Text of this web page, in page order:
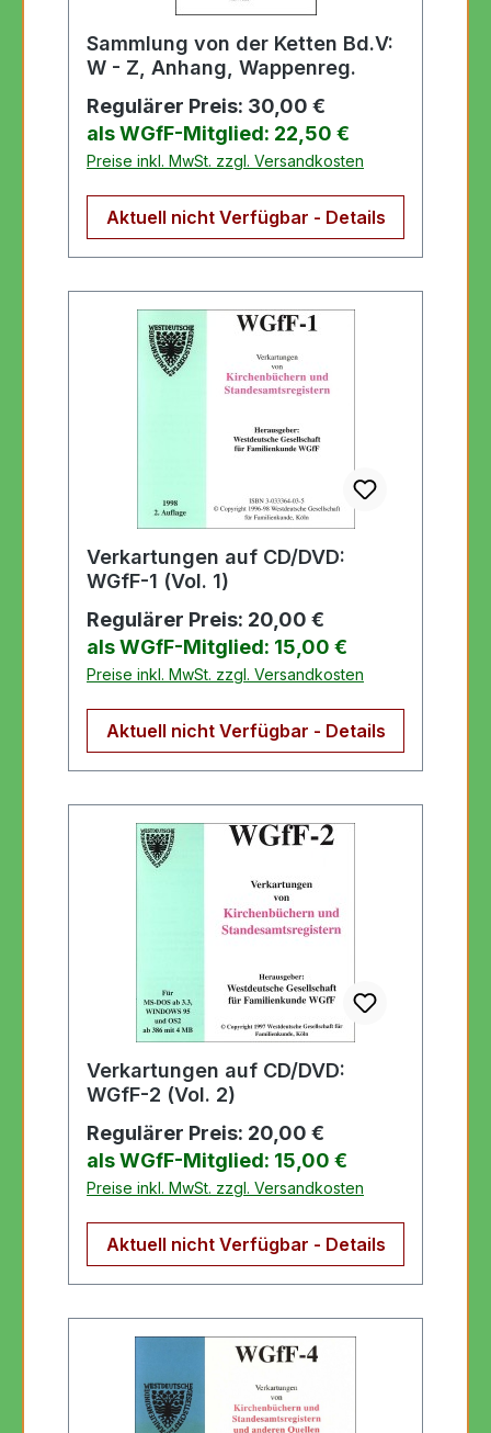
Sammlung von der Ketten Bd.V:
W - Z, Anhang, Wappenreg.
Regulärer Preis:
30,00 €
als WGfF-Mitglied: 22,50 €
Preise inkl. MwSt. zzgl. Versandkosten
Aktuell nicht Verfügbar - Details
Verkartungen auf CD/DVD:
WGfF-1 (Vol. 1)
Regulärer Preis:
20,00 €
als WGfF-Mitglied: 15,00 €
Preise inkl. MwSt. zzgl. Versandkosten
Aktuell nicht Verfügbar - Details
Verkartungen auf CD/DVD:
WGfF-2 (Vol. 2)
Regulärer Preis:
20,00 €
als WGfF-Mitglied: 15,00 €
Preise inkl. MwSt. zzgl. Versandkosten
Aktuell nicht Verfügbar - Details